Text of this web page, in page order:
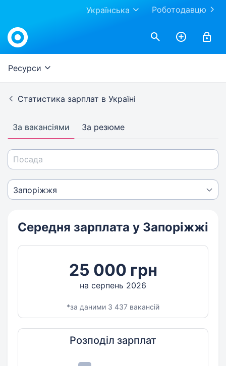
Роботодавцю
Українська
Ресурси
Статистика зарплат в Україні
За вакансіями За резюме
Середня зарплата у Запоріжжі
25 000 грн
на серпень 2026
*за даними 3 437 вакансій
Розподіл зарплат